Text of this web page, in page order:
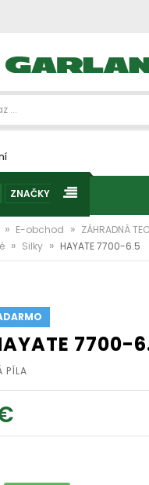
ZNAČKY
» E-obchod » ZÁHRADNÁ
» Silky » HAYATE 7700-6.5
7700-
PÍLA